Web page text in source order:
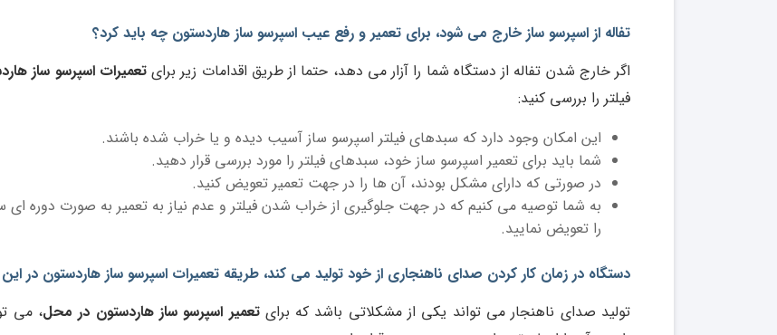
تفاله از اسپرسو ساز خارج می شود، برای تعمیر و رفع عیب اسپرسو ساز هاردستون چه باید کرد؟
اگر خارج شدن تفاله از دستگاه شما را آزار می دهد، حتما از طریق اقدامات زیر برایتعمیرات اسپرسو ساز
فیلتر را بررسی کنید:
این امکان وجود دارد که سبدهای فیلتر اسپرسو ساز آسیب دیده و یا خراب شده باشند.
شما باید برای تعمیر اسپرسو ساز خود، سبدهای فیلتر را مورد بررسی قرار دهید.
در صورتی که دارای مشکل بودند، آن ها را در جهت تعمیر تعویض کنید.
به شما توصیه می کنیم که در جهت جلوگیری از خراب شدن فیلتر و عدم نیاز به تعمیر به صورت دوره ای
را تعویض نمایید.
دستگاه در زمان کار کردن صدای ناهنجاری از خود تولید می کند، طریقه تعمیرات اسپرسو ساز هاردستون در
تولید صدای ناهنجار می تواند یکی از مشکلاتی باشد که برایتعمیر اسپرسو ساز هاردستون در محل، می